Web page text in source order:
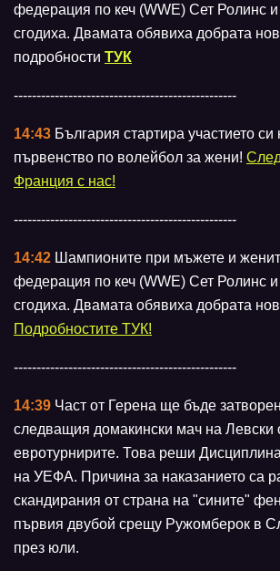
федерация по кеч (WWE) Сет Ролинс
сгодиха. Двамата обявиха добрата
подробности ТУК
-------------------------------------------------
14:43 България стартира участието
първенство по волейбол за жени!
Франция с нас!
-------------------------------------------------
14:42 Шампионите при мъжете и
федерация по кеч (WWE) Сет Ролинс
сгодиха. Двамата обявиха добрата
Подробностите ТУК!
-------------------------------------------------
14:39 Част от Герена ще бъде
следващия домакински мач на Левски
евротурнирите. Това реши
на УЕФА. Причина за наказанието са
скандирания от страна на "сините"
първия двубой срещу Ружомберок в
през юли.